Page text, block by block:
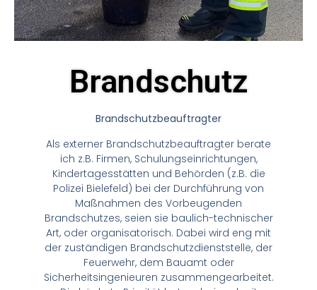
Brandschutz
Brandschutzbeauftragter
Als externer Brandschutzbeauftragter berate
ich z.B. Firmen, Schulungseinrichtungen,
Kindertagesstätten und Behörden (z.B. die
Polizei Bielefeld) bei der Durchführung von
Maßnahmen des Vorbeugenden
Brandschutzes, seien sie baulich-technischer
Art, oder organisatorisch. Dabei wird eng mit
der zuständigen Brandschutzdienststelle, der
Feuerwehr, dem Bauamt oder
Sicherheitsingenieuren zusammengearbeitet.